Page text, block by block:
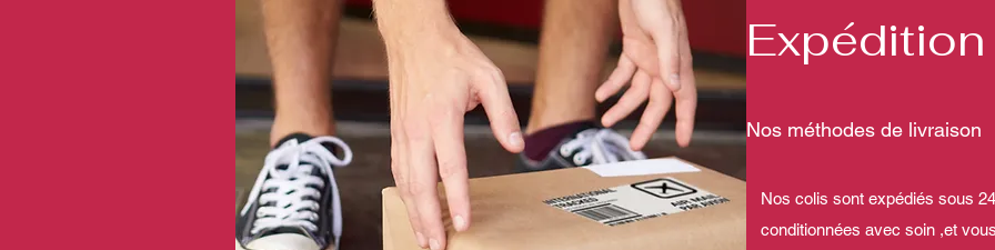
Nos méthodes de livraison
Nos colis sont expédiés sous
conditionnées avec soin ,et